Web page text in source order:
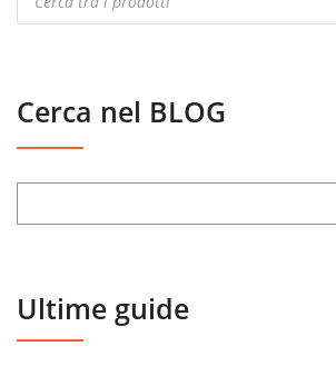
search
Cerca nel BLOG
Ultime guide